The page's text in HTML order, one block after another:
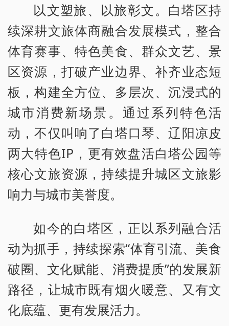
以文塑旅、以旅彰文。白塔区持
续深耕文旅体商融合发展模式，整合
体育赛事、特色美食、群众文艺、景
区资源，打破产业边界、补齐业态短
板，构建全方位、多层次、沉浸式的
城市消费新场景。通过系列特色活
动，不仅叫响了白塔口琴、辽阳凉皮
两大特色IP，更有效盘活白塔公园等
核心文旅资源，持续提升城区文旅影
响力与城市美誉度。
如今的白塔区，正以系列融合活
动为抓手，持续探索“体育引流、美食
破圈、文化赋能、消费提质”的发展新
路径，让城市既有烟火暖意、又有文
化底蕴、更有发展活力。